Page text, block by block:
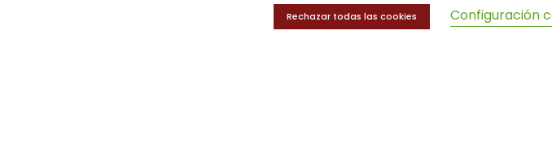
Rechazar todas las cookies Configuración